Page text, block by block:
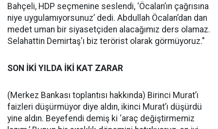
Bahçeli, HDP seçmenine seslendi, ‘Öcalan’ın çağrısına
niye uygulamıyorsunuz’ dedi. Abdullah Öcalan’dan dan
medet uman bir siyasetçiden alacağımız ders olamaz.
Selahattin Demirtaş'ı biz terörist olarak görmüyoruz."
SON İKİ YILDA İKİ KAT ZARAR
(Merkez Bankası toplantısı hakkında) Birinci Murat’ı
faizleri düşürmüyor diye aldın, ikinci Murat’ı düşürdü
yine aldın. Beyefendi demiş ki ‘araç değiştirmemiz